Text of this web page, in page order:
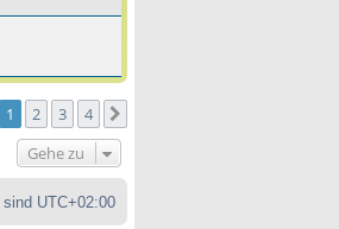
1 2 3 4
Gehe zu
UTC+02:00